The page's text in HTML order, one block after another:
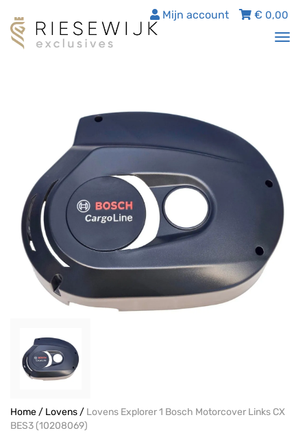
€ 0,00
Mijn account
Home/ Lovens/ Lovens Explorer 1 Bosch Motorcover Links CX
BES3 (10208069)